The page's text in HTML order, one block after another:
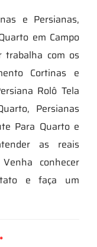
e Persianas,
em Campo
trabalha com os
Cortinas e
Rolô Tela
Persianas
Para Quarto e
as reais
conhecer
e faça um
*